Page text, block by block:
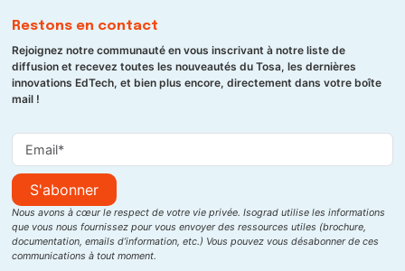
Restons en contact
Rejoignez notre communauté en vous inscrivant à notre liste de
diffusion et recevez toutes les nouveautés du Tosa, les dernières
innovations EdTech, et bien plus encore, directement dans votre boîte
mail !
S'abonner
Nous avons à cœur le respect de votre vie privée. Isograd utilise les informations
que vous nous fournissez pour vous envoyer des ressources utiles (brochure,
documentation, emails d’information, etc.) Vous pouvez vous désabonner de ces
communications à tout moment.